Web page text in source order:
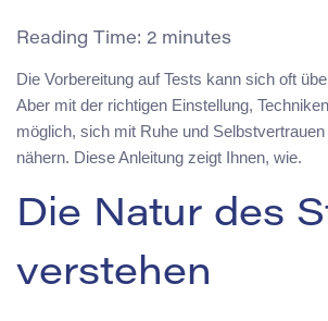
Reading Time: 2 minutes
Die Vorbereitung auf Tests kann sich oft
Aber mit der richtigen Einstellung,
möglich, sich mit Ruhe und
nähern. Diese Anleitung zeigt Ihnen, wie.
Die Natur des
verstehen